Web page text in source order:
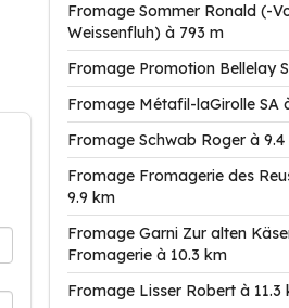
Fromage Sommer Ronald (-
Weissenfluh) à 793 m
Fromage Promotion Bellelay
Fromage Métafil-laGirolle SA
Fromage Schwab Roger à
Fromage Fromagerie des
9.9 km
Fromage Garni Zur alten
Fromagerie à 10.3 km
Fromage Lisser Robert à 11.3